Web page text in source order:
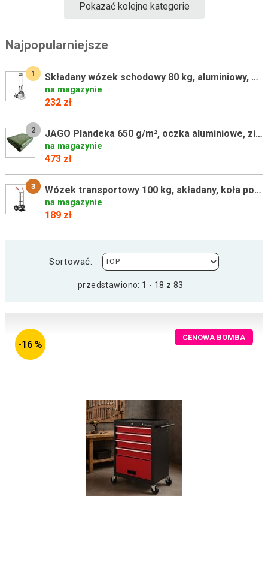
Pokazać kolejne kategorie
Najpopularniejsze
1 Składany wózek schodowy 80 kg, aluminiowy, 3+3 koła
na magazynie
232 zł
2 JAGO Plandeka 650 g/m², oczka aluminiowe, zielona, 4 x 5 m
na magazynie
473 zł
3 Wózek transportowy 100 kg, składany, koła pompowane, stal
na magazynie
189 zł
Sortować:
przedstawiono: 1 - 18 z 83
-16 %
CENOWA BOMBA